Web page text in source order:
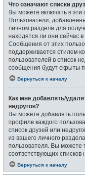
Что означают списки
Вы можете включать в эти
Пользователи,
личном разделе для
находятся ли они сейчас
Сообщения от этих
поддерживается стилем
пользователей в список
сообщения будут скрыты
Вернуться к началу
Как мне добавлять/
недругов?
Вы можете добавлять
профиле каждого
список друзей или
из вашего личного
пользователя. Вы можете
соответствующих списков
Вернуться к началу